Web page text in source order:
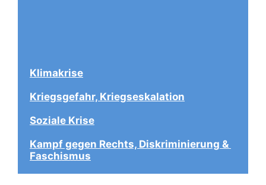
Klimakrise
Kriegsgefahr, Kriegseskalation
Soziale Krise
Kampf gegen Rechts, Diskriminierung &
Faschismus